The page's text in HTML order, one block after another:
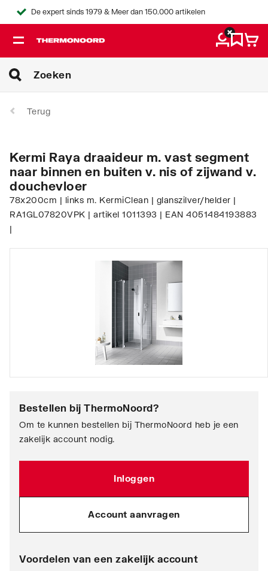
De expert sinds 1979 & Meer dan 150.000 artikelen
Terug
Kermi Raya draaideur m. vast segment
naar binnen en buiten v. nis of zijwand v.
douchevloer
78x200cm | links m. KermiClean | glanszilver/helder |
RA1GL07820VPK | artikel 1011393 | EAN 4051484193883
|
Bestellen bij ThermoNoord?
Om te kunnen bestellen bij ThermoNoord heb je een
zakelijk account nodig.
Inloggen
Account aanvragen
Voordelen van een zakelijk account